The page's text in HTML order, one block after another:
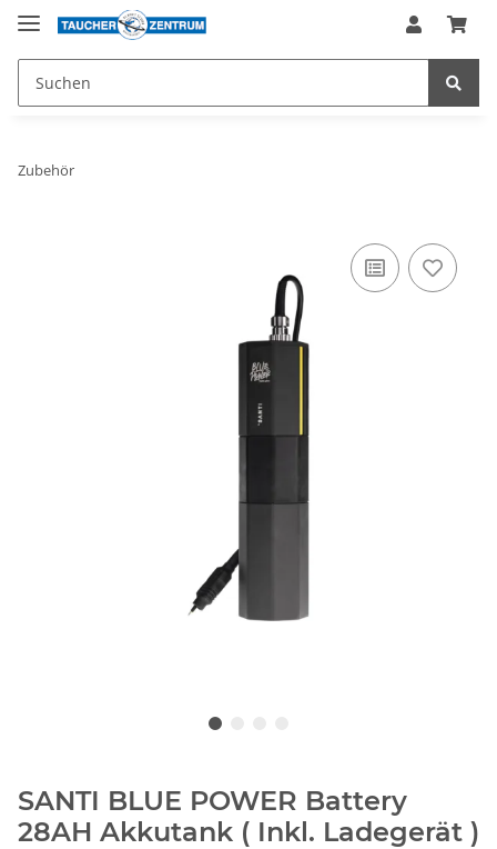
Zubehör
SANTI BLUE POWER Battery
28AH Akkutank ( Inkl. Ladegerät )